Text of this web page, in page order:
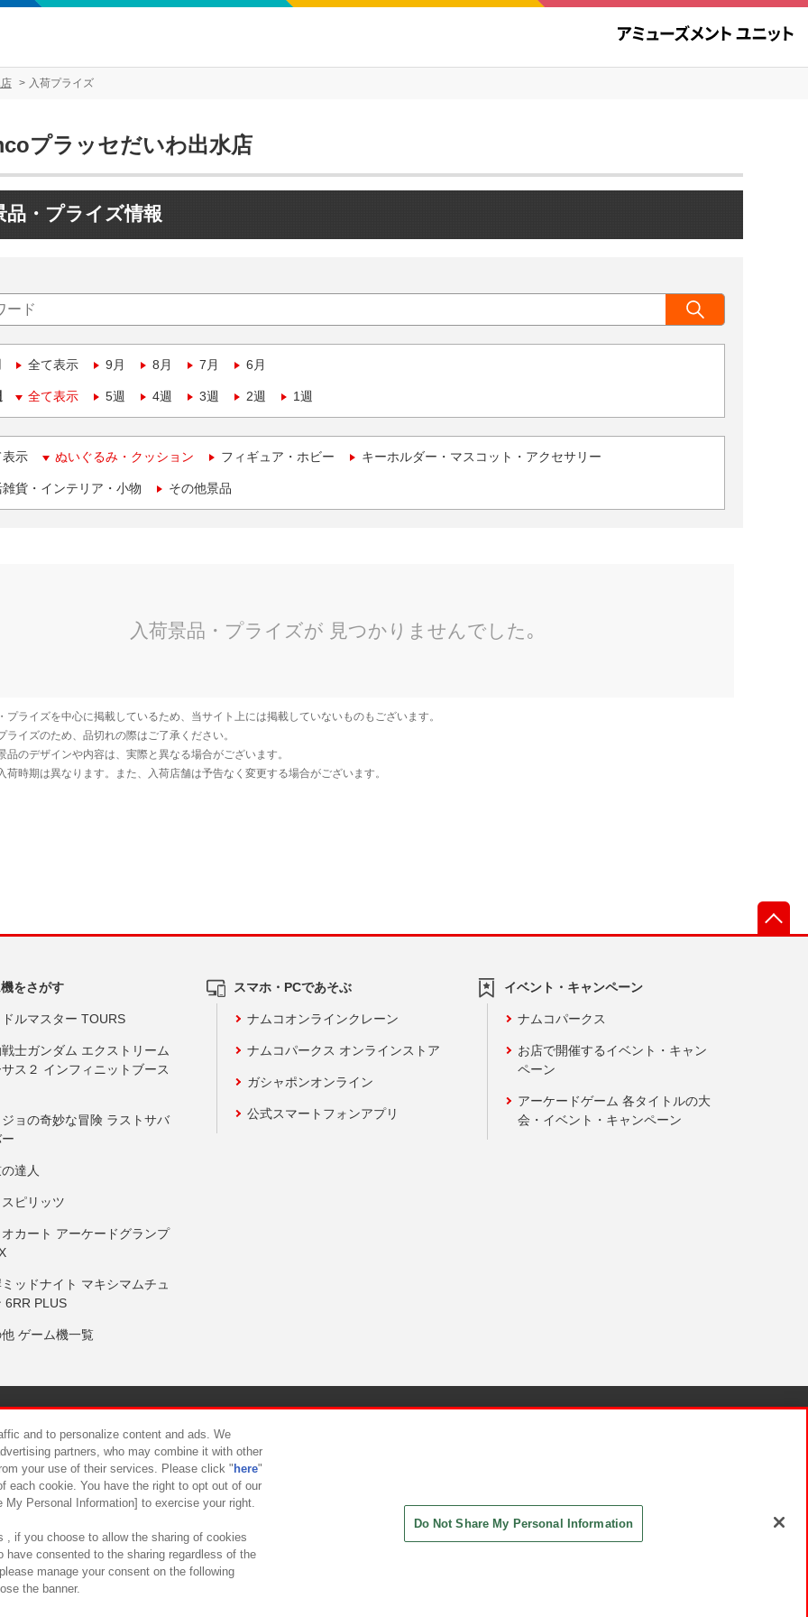
入荷プライズ
プラッセだいわ出水店
品・プライズ情報
全て表示 9月 8月 7月 6月
全て表示 5週 4週 3週 2週 1週
表示 ぬいぐるみ・クッション フィギュア・ホビー キーホルダー・マスコット・アクセサリー
貨・インテリア・小物 その他景品
をさがす
ルマスター TOURS
士ガンダム エクストリーム
ス２ インフィニットブース
ョの奇妙な冒険 ラストサバ
達人
ピリッツ
カート アーケードグランプ
ッドナイト マキシマムチュ
6RR PLUS
ゲーム機一覧
スマホ・PCであそぶ
ナムコオンラインクレーン
ナムコパークス オンラインストア
ガシャポンオンライン
公式スマートフォンアプリ
イベント・キャンペーン
ナムコパークス
お店で開催するイベント・キャン
ペーン
アーケードゲーム 各タイトルの大
会・イベント・キャンペーン
について カスタマーハラスメント対応方針
and to personalize content and ads. We
partners, who may combine it with other
your use of their services. Please click " here"
each cookie. You have the right to opt out of our
Personal Information] to exercise your right.
, if you choose to allow the sharing of cookies
have consented to the sharing regardless of the
manage your consent on the following
the banner.
Do Not Share My Personal Information